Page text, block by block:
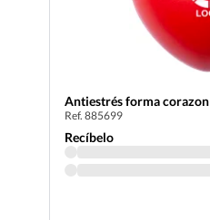
Antiestrés forma corazon
Ref. 885699
Recíbelo